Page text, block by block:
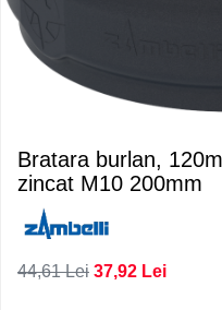
Bratara burlan,
zincat M10 200mm
44,61 Lei 37,92 Lei